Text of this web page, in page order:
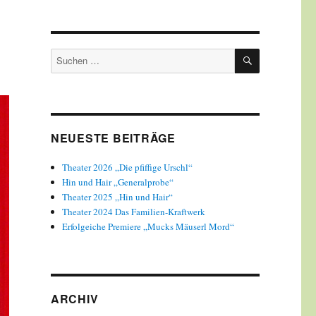
Suchen
nach:
SUCHEN
NEUESTE BEITRÄGE
Theater 2026 „Die pfiffige Urschl“
Hin und Hair „Generalprobe“
Theater 2025 „Hin und Hair“
Theater 2024 Das Familien-Kraftwerk
Erfolgeiche Premiere „Mucks Mäuserl Mord“
ARCHIV